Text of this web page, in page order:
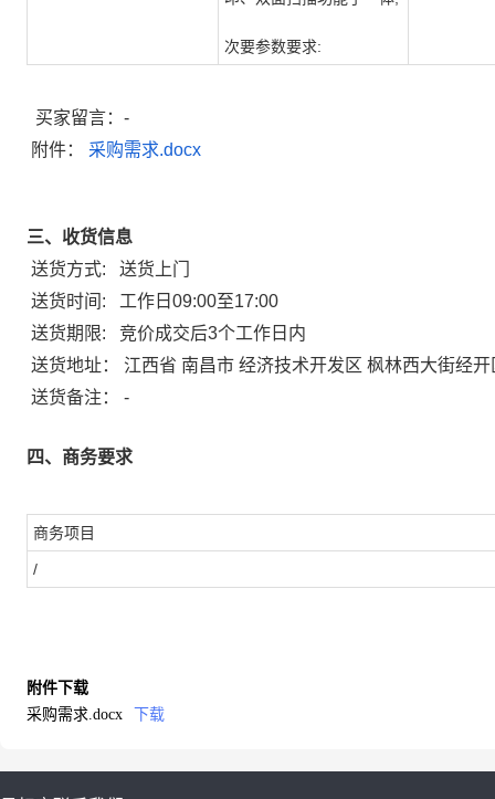
次要参数要求:
买家留言：-
附件： 采购需求.docx
三、收货信息
送货方式: 送货上门
送货时间: 工作日09:00至17:00
送货期限: 竞价成交后3个工作日内
送货地址： 江西省 南昌市 经济技术开发区 枫林西大街经
送货备注： -
四、商务要求
商务项目
/
附件下载
采购需求.docx
下载